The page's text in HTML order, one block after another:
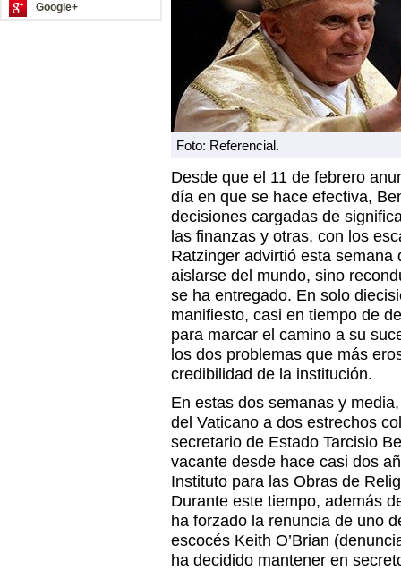
Google+
Foto: Referencial.
Desde que el 11 de febrero
día en que se hace efectiva,
decisiones cargadas de
las finanzas y otras, con los
Ratzinger advirtió esta semana
aislarse del mundo, sino
se ha entregado. En solo
manifiesto, casi en tiempo de
para marcar el camino a su
los dos problemas que más
credibilidad de la institución.
En estas dos semanas y
del Vaticano a dos estrechos
secretario de Estado Tarcisio
vacante desde hace casi dos
Instituto para las Obras de
Durante este tiempo, además
ha forzado la renuncia de uno
escocés Keith O’Brian
ha decidido mantener en